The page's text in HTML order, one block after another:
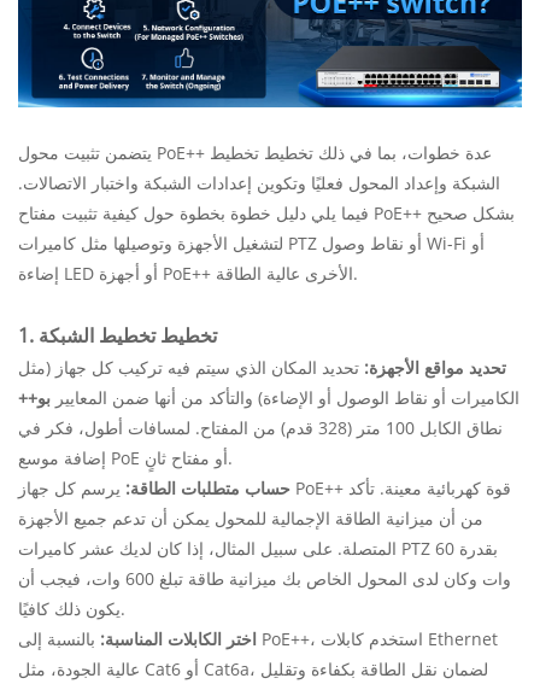
يتضمن تثبيت محول PoE++ عدة خطوات، بما في ذلك تخطيط تخطيط
الشبكة وإعداد المحول فعليًا وتكوين إعدادات الشبكة واختبار الاتصالات.
فيما يلي دليل خطوة بخطوة حول كيفية تثبيت مفتاح PoE++ بشكل صحيح
لتشغيل الأجهزة وتوصيلها مثل كاميرات PTZ أو نقاط وصول Wi-Fi أو
إضاءة LED أو أجهزة PoE++ الأخرى عالية الطاقة.
1. تخطيط تخطيط الشبكة
تحديد مواقع الأجهزة: تحديد المكان الذي سيتم فيه تركيب كل جهاز (مثل
الكاميرات أو نقاط الوصول أو الإضاءة) والتأكد من أنها ضمن المعايير بو++
نطاق الكابل 100 متر (328 قدم) من المفتاح. لمسافات أطول، فكر في
إضافة موسع PoE أو مفتاح ثانٍ.
حساب متطلبات الطاقة: يرسم كل جهاز PoE++ قوة كهربائية معينة. تأكد
من أن ميزانية الطاقة الإجمالية للمحول يمكن أن تدعم جميع الأجهزة
المتصلة. على سبيل المثال، إذا كان لديك عشر كاميرات PTZ بقدرة 60
وات وكان لدى المحول الخاص بك ميزانية طاقة تبلغ 600 وات، فيجب أن
يكون ذلك كافيًا.
اختر الكابلات المناسبة: بالنسبة إلى PoE++، استخدم كابلات Ethernet
عالية الجودة، مثل Cat6 أو Cat6a، لضمان نقل الطاقة بكفاءة وتقليل